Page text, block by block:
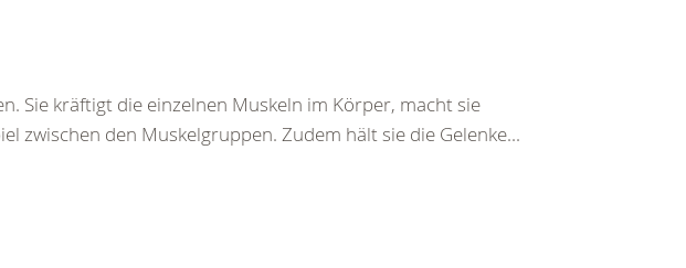
Sie kräftigt die einzelnen Muskeln im Körper, macht sie
zwischen den Muskelgruppen. Zudem hält sie die Gelenke...